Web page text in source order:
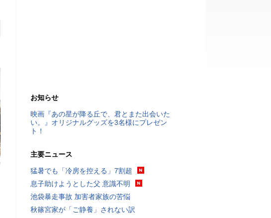
お知らせ
映画『あの星が降る丘で、君とまた出会いた
い。』オリジナルグッズを3名様にプレゼン
ト！
主要ニュース
猛暑でも「冷房を控える」7割超
息子助けようとした父 意識不明
池袋暴走事故 加害者家族の苦悩
秋篠宮家が「ご静養」されない訳